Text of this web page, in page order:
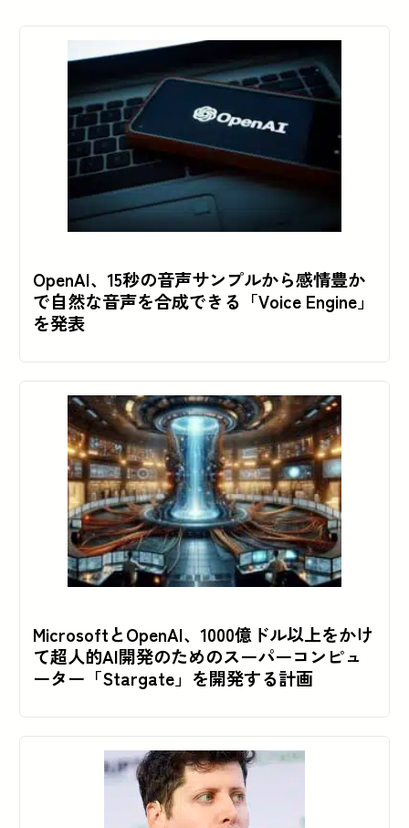
OpenAI、15秒の音声サンプルから感情豊か
で自然な音声を合成できる「Voice Engine」
を発表
MicrosoftとOpenAI、1000億ドル以上をかけ
て超人的AI開発のためのスーパーコンピュ
ーター「Stargate」を開発する計画